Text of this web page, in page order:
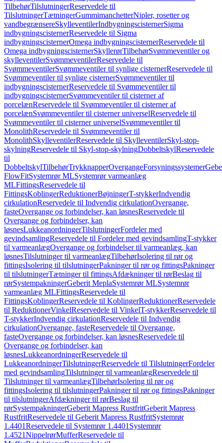
TilbehørTilslutningerReservedele til
TilslutningerTætningerGummimanchetterNipler, rosetter og
vandbegrænsereSkylleventilerIndbygningscisternerSigma
indbygningscisternerReservedele til Sigma
indbygningscisternerOmega indbygningscisternerReservedele til
Omega indbygningscisternerSkyllerørTilbehørSvømmeventiler og
skylleventilerSvømmeventilerReservedele til
SvømmeventilerSvømmeventiler til synlige cisternerReservedele til
Svømmeventiler til synlige cisternerSvømmeventiler til
indbygningscisternerReservedele til Svømmeventiler til
indbygningscisternerSvømmeventiler til cisterner af
porcelænReservedele til Svømmeventiler til cisterner af
porcelænSvømmeventiler til cisterner universelReservedele til
Svømmeventiler til cisterner universelSvømmeventiler til
MonolithReservedele til Svømmeventiler til
MonolithSkylleventilerReservedele til SkylleventilerSkyl-stop-
skylningReservedele til Skyl-stop-skylningDobbeltskylReservedele
til
DobbeltskylTilbehørTrykknapperOvergangeForsyningssystemer
FlowFitSystemrør MLSystemrør varmeanlæg
MLFittingsReservedele til
FittingsKoblingerReduktionerBøjningerT-stykkerIndvendig
cirkulationReservedele til Indvendig cirkulationOvergange,
fasteOvergange og forbindelser, kan løsnesReservedele til
Overgange og forbindelser, kan
løsnesLukkeanordningerTilslutningerFordeler med
gevindsamlingReservedele til Fordeler med gevindsamlingT-stykker
til varmeanlægOvergange og forbindelser til varmeanlæg, kan
løsnesTilslutninger til varmeanlægTilbehørIsolering til rør og
fittingsIsolering til tilslutningerPakninger til rør og fittingsPakninger
til tilslutningerTætninger til fittingsAfdækninger til rørBeslag til
rørSystempakningerGeberit MeplaSystemrør MLSystemrør
varmeanlæg MLFittingsReservedele til
FittingsKoblingerReservedele til KoblingerReduktionerReservedele
til ReduktionerVinkelReservedele til VinkelT-stykkerReservedele til
T-stykkerIndvendig cirkulationReservedele til Indvendig
cirkulationOvergange, fasteReservedele til Overgange,
fasteOvergange og forbindelser, kan løsnesReservedele til
Overgange og forbindelser, kan
løsnesLukkeanordningerReservedele til
LukkeanordningerTilslutningerReservedele til TilslutningerFordeler
med gevindsamlingTilslutninger til varmeanlægReservedele til
Tilslutninger til varmeanlægTilbehørIsolering til rør og
fittingsIsolering til tilslutningerPakninger til rør og fittingsPakninger
til tilslutningerAfdækninger til rørBeslag til
rørSystempakningerGeberit Mapress RustfritGeberit Mapress
RustfritReservedele til Geberit Mapress RustfritSystemrør
1.4401Reservedele til Systemrør 1.4401 Systemrør
1.4521NippelrørMufferReservedele til